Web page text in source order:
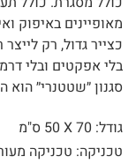
מאופיינים באיפוק
כצייר גדול, רק
בלי אפקטים ובלי
סגנון ״שטטנרי״
גודל: 70 X
50 ס"מ
טכניקה: טכניקה